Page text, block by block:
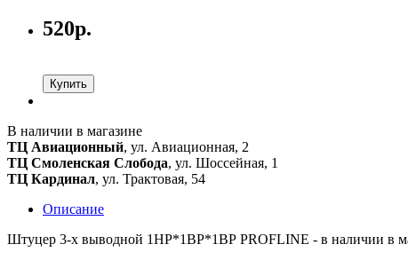
520р.
Купить
В наличии в магазине
ТЦ Авиационный, ул. Авиационная, 2
ТЦ Смоленская Слобода, ул. Шоссейная, 1
ТЦ Кардинал, ул. Трактовая, 54
Описание
Штуцер 3-х выводной 1НР*1ВР*1ВР PROFLINE - в наличии в